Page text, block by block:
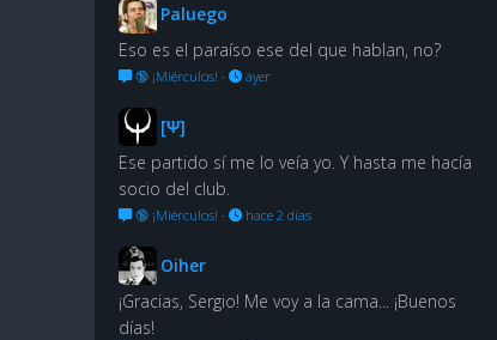
Paluego
Eso es el paraíso ese del que hablan, no?
🔞 ¡Miérculos! · ayer
[Ψ]
Ese partido sí me lo veía yo. Y hasta me hacía
socio del club.
🔞 ¡Miérculos! · hace 2 días
Oiher
¡Gracias, Sergio! Me voy a la cama... ¡Buenos
días!